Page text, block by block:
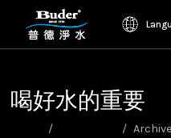
喝好水的重要